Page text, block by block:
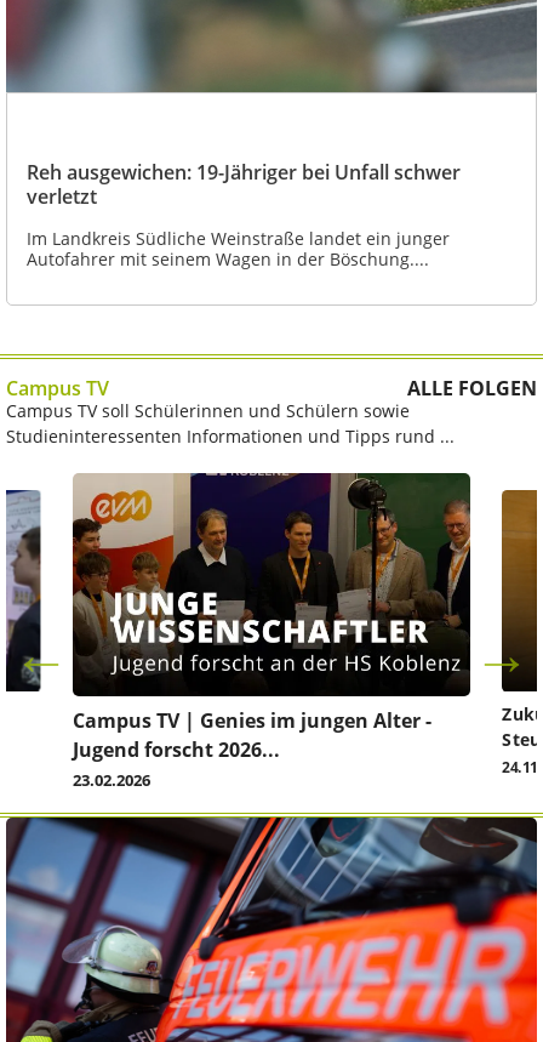
Reh ausgewichen: 19-Jähriger bei Unfall schwer
verletzt
Im Landkreis Südliche Weinstraße landet ein junger
Autofahrer mit seinem Wagen in der Böschung....
Campus TV ALLE FOLGEN
Campus TV soll Schülerinnen und Schülern sowie
Studieninteressenten Informationen und Tipps rund ...
Campus TV | Genies im jungen Alter -
Jugend forscht 2026...
23.02.2026